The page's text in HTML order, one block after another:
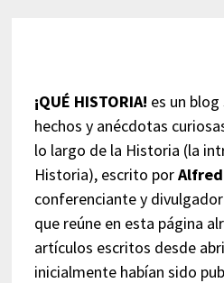
¡QUÉ HISTORIA! es un
hechos y anécdotas
lo largo de la Historia (la
Historia), escrito por
conferenciante y
que reúne en esta página
artículos escritos desde
inicialmente habían sido